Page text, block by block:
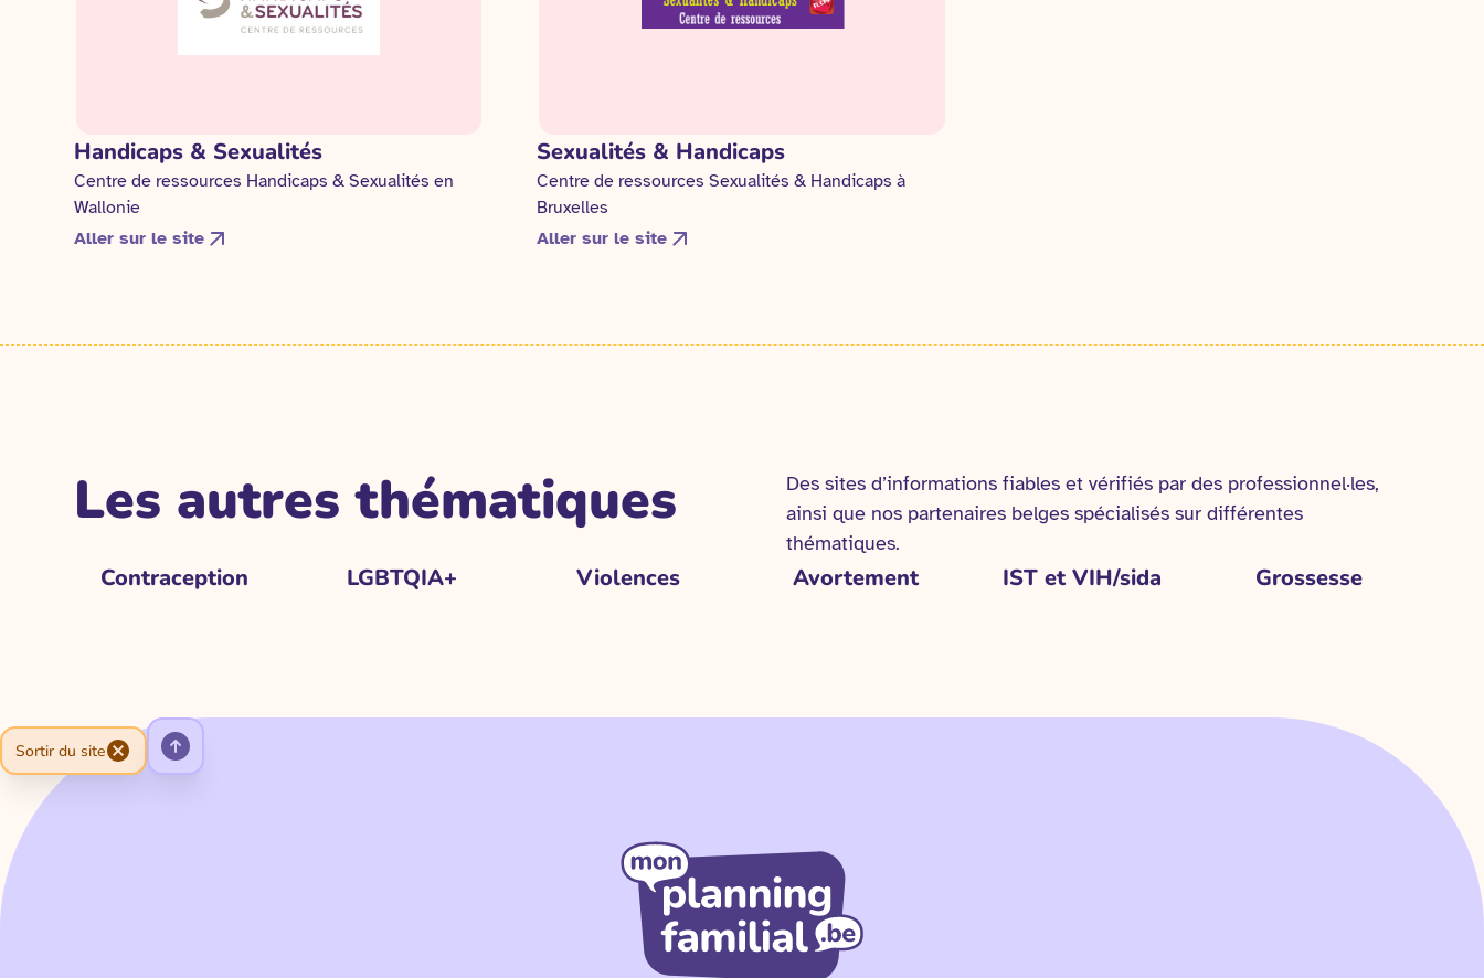
Handicaps & Sexualités
Centre de ressources Handicaps & Sexualités en
Wallonie
Aller sur le site
Sexualités & Handicaps
Centre de ressources Sexualités & Handicaps à
Bruxelles
Aller sur le site
Les autres thématiques
Des sites d’informations fiables et vérifiés par des professionnel·les,
ainsi que nos partenaires belges spécialisés sur différentes
thématiques.
Contraception LGBTQIA+ Violences Avortement IST et VIH/sida Grossesse
Sortir du site